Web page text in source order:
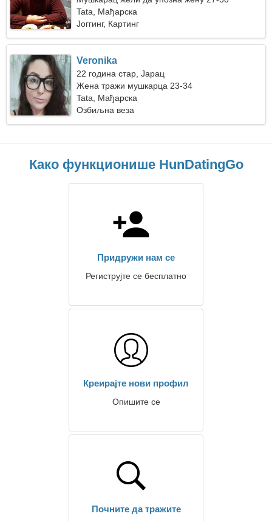
Tata, Мађарска
Јоггинг, Картинг
Veronika
22 година стар, Јарац
Жена тражи мушкарца 23-34
Tata, Мађарска
Озбиљна веза
Како функционише HunDatingGo
Придружи нам се
Региструјте се бесплатно
Креирајте нови профил
Опишите се
Почните да тражите